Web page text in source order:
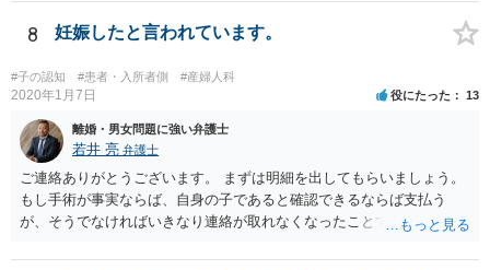
難しいと思われれば、弁護士に入ってもらうことも検討されてくださ
い。 一度、お近くの弁護士に相談されてみてもよいと思います。
8 妊娠したと言われています。
#子の認知 #患者・入所者側 #産婦人科
2020年1月7日 役にたった 13
離婚・男女問題に強い弁護士
若井 亮 弁護士
ご連絡ありがとうございます。 まずは明細を出してもらいましょう。
もし手術が事実ならば、自身の子であると確認できるならば支払う
が、そうでなければいきなり連絡が取れなくなったことで不信感もあ
してはいかがでしょうか。 代理人となる場合ですが、事務所ごとにま